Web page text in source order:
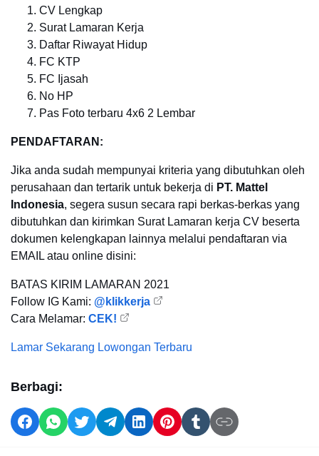
CV Lengkap
Surat Lamaran Kerja
Daftar Riwayat Hidup
FC KTP
FC Ijasah
No HP
Pas Foto terbaru 4x6 2 Lembar
PENDAFTARAN:
Jika anda sudah mempunyai kriteria yang dibutuhkan oleh
perusahaan dan tertarik untuk bekerja di PT. Mattel
Indonesia, segera susun secara rapi berkas-berkas yang
dibutuhkan dan kirimkan Surat Lamaran kerja CV beserta
dokumen kelengkapan lainnya melalui pendaftaran via
EMAIL atau online disini:
BATAS KIRIM LAMARAN 2021
Follow IG Kami: @klikkerja
Cara Melamar: CEK!
Lamar Sekarang Lowongan Terbaru
Berbagi: